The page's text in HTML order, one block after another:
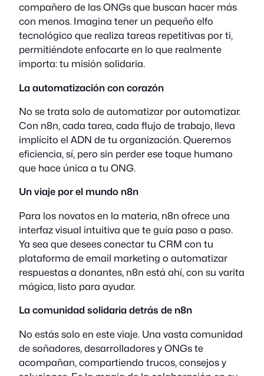
compañero de las ONGs que buscan hacer más
con menos. Imagina tener un pequeño elfo
tecnológico que realiza tareas repetitivas por ti,
permitiéndote enfocarte en lo que realmente
importa: tu misión solidaria.
La automatización con corazón
No se trata solo de automatizar por automatizar.
Con n8n, cada tarea, cada flujo de trabajo, lleva
implícito el ADN de tu organización. Queremos
eficiencia, sí, pero sin perder ese toque humano
que hace única a tu ONG.
Un viaje por el mundo n8n
Para los novatos en la materia, n8n ofrece una
interfaz visual intuitiva que te guía paso a paso.
Ya sea que desees conectar tu CRM con tu
plataforma de email marketing o automatizar
respuestas a donantes, n8n está ahí, con su varita
mágica, listo para ayudar.
La comunidad solidaria detrás de n8n
No estás solo en este viaje. Una vasta comunidad
de soñadores, desarrolladores y ONGs te
acompañan, compartiendo trucos, consejos y